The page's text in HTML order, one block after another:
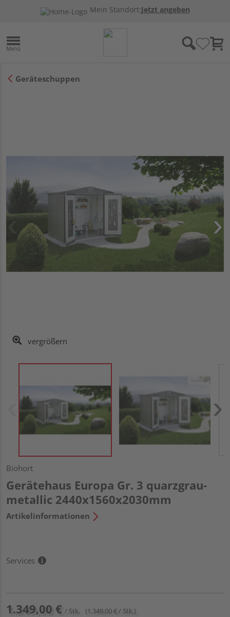
Mein Standort:Jetzt angeben
Geräteschuppen
vergrößern
Biohort
Gerätehaus Europa Gr. 3 quarzgrau-
metallic 2440x1560x2030mm
Artikelinformationen
Services
1.349,00 € / Stk. (1.349,00 € / Stk.)